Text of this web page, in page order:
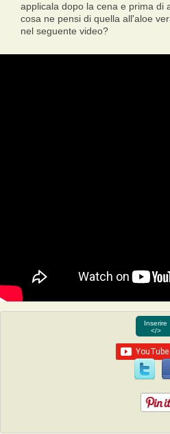
applicala dopo la cena e prima di
cosa ne pensi di quella all'aloe
nel seguente video?
Inserire
</>